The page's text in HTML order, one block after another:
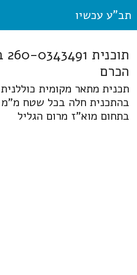
תב"ע עכשיו
הכרם
תכנית מתאר מקומית
בהתכנית חלה בכל שטח
בתחום מוא"ז מרום הגליל